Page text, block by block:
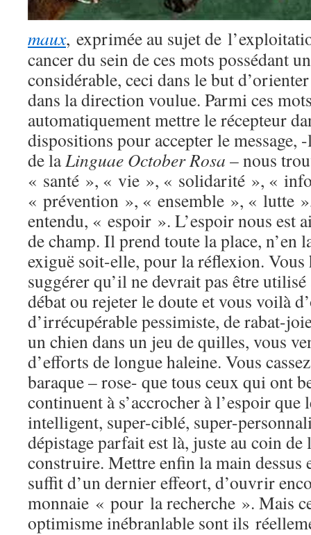
maux, exprimée au sujet de
cancer du sein de ces mots possédant
considérable, ceci dans le but
dans la direction voulue. Parmi ces
automatiquement mettre le récepteur
dispositions pour accepter le message,
de laLinguae October Rosa – nous
« santé », « vie », « solidarité », «
« prévention », « ensemble », « lutte
entendu, « espoir ». L’espoir nous est
de champ. Il prend toute la place, n’en
exiguë soit-elle, pour la réflexion. Vous
suggérer qu’il ne devrait pas être
débat ou rejeter le doute et vous voilà
d’irrécupérable pessimiste, de rabat-
un chien dans un jeu de quilles, vous
d’efforts de longue haleine. Vous
baraque – rose- que tous ceux qui ont
continuent à s’accrocher à l’espoir que
intelligent, super-ciblé, super-
dépistage parfait est là, juste au coin de
construire. Mettre enfin la main
suffit d’un dernier effeort, d’ouvrir
monnaie « pour la recherche ». Mais
optimisme inébranlable sont ils